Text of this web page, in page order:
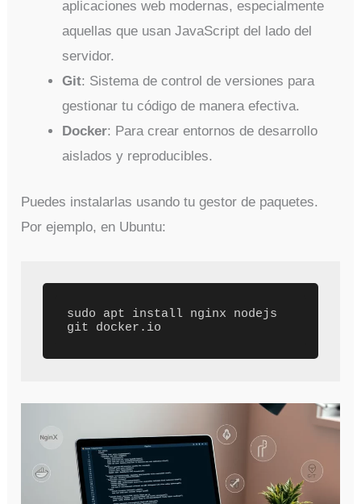
aplicaciones web modernas, especialmente
aquellas que usan JavaScript del lado del
servidor.
Git: Sistema de control de versiones para
gestionar tu código de manera efectiva.
Docker: Para crear entornos de desarrollo
aislados y reproducibles.
Puedes instalarlas usando tu gestor de paquetes.
Por ejemplo, en Ubuntu:
sudo apt install nginx nodejs